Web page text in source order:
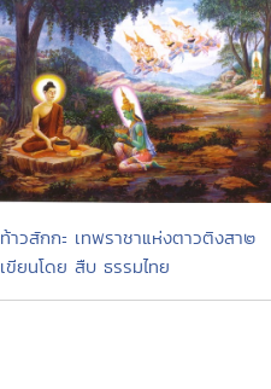
ท้าวสักกะ เทพราชาแห่งตาวติงสา๒
เขียนโดย สืบ ธรรมไทย